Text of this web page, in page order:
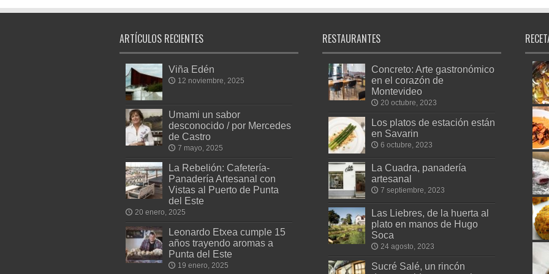
ARTÍCULOS RECIENTES
Viña Edén
12 noviembre, 2025
Umami un sabor
desconocido / por Mercedes
de Castro
7 mayo, 2025
La Rebelión: Cafetería-
Panadería Artesanal con
Vistas al Puerto de Punta
del Este
20 enero, 2025
Leonardo Etxea cumple 15
años trayendo aromas a
Punta del Este
19 enero, 2025
RESTAURANTES
Concreto: Arte gastronómico
en el corazón de
Montevideo
20 octubre, 2023
Los platos de estación están
en Savarin
6 octubre, 2023
La Cuadra, panadería
artesanal
7 septiembre, 2023
Las Liebres, de la huerta al
plato en manos de Hugo
Soca
24 agosto, 2023
Sucré Salé, un rincón